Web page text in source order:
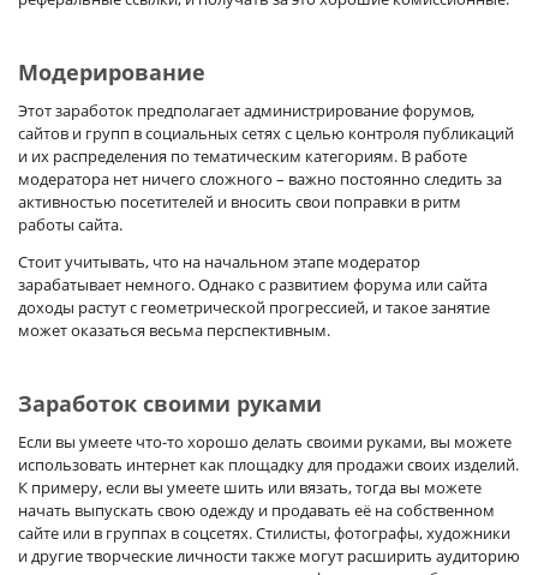
Модерирование
Этот заработок предполагает администрирование форумов,
сайтов и групп в социальных сетях с целью контроля публикаций
и их распределения по тематическим категориям. В работе
модератора нет ничего сложного – важно постоянно следить за
активностью посетителей и вносить свои поправки в ритм
работы сайта.
Стоит учитывать, что на начальном этапе модератор
зарабатывает немного. Однако с развитием форума или сайта
доходы растут с геометрической прогрессией, и такое занятие
может оказаться весьма перспективным.
Заработок своими руками
Если вы умеете что-то хорошо делать своими руками, вы можете
использовать интернет как площадку для продажи своих изделий.
К примеру, если вы умеете шить или вязать, тогда вы можете
начать выпускать свою одежду и продавать её на собственном
сайте или в группах в соцсетях. Стилисты, фотографы, художники
и другие творческие личности также могут расширить аудиторию